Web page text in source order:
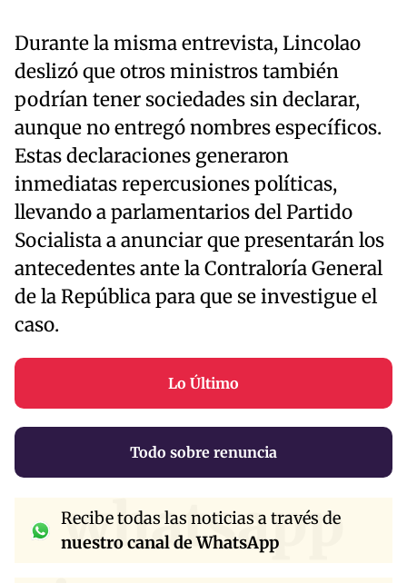
Durante la misma entrevista, Lincolao
deslizó que otros ministros también
podrían tener sociedades sin declarar,
aunque no entregó nombres específicos.
Estas declaraciones generaron
inmediatas repercusiones políticas,
llevando a parlamentarios del Partido
Socialista a anunciar que presentarán los
antecedentes ante la Contraloría General
de la República para que se investigue el
caso.
Lo Último
Todo sobre renuncia
whatsapp
Recibe todas las noticias a través de
nuestro canal de WhatsApp